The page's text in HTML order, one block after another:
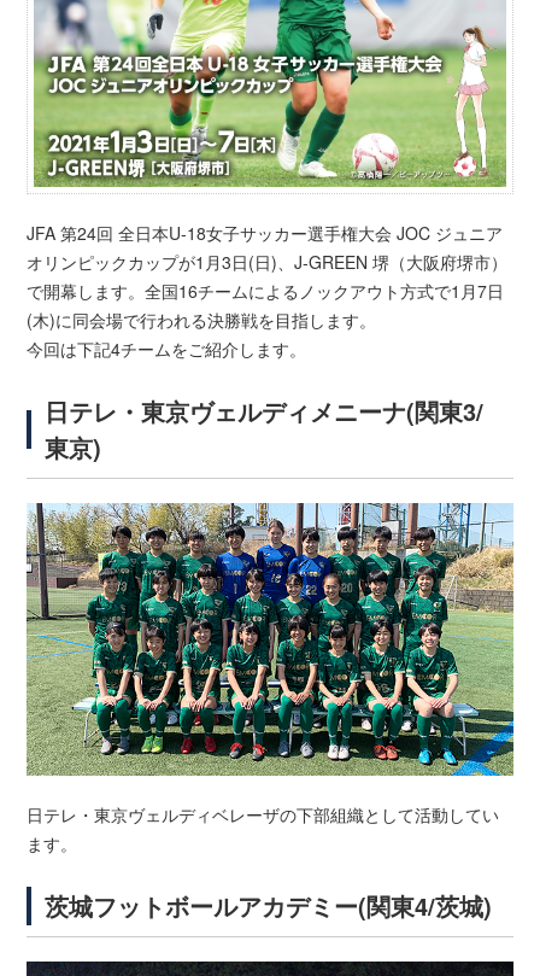
JFA 第24回 全日本U-18女子サッカー選手権大会 JOC ジュニア
オリンピックカップが1月3日(日)、J-GREEN 堺（大阪府堺市）
で開幕します。全国16チームによるノックアウト方式で1月7日
(木)に同会場で行われる決勝戦を目指します。
今回は下記4チームをご紹介します。
日テレ・東京ヴェルディメニーナ(関東3/
東京)
日テレ・東京ヴェルディベレーザの下部組織として活動してい
ます。
茨城フットボールアカデミー(関東4/茨城)